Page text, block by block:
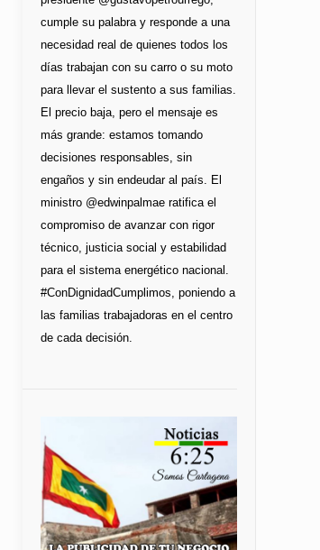
cumple su palabra y responde a una
necesidad real de quienes todos los
días trabajan con su carro o su moto
para llevar el sustento a sus familias.
El precio baja, pero el mensaje es
más grande: estamos tomando
decisiones responsables, sin
engaños y sin endeudar al país. El
ministro @edwinpalmae ratifica el
compromiso de avanzar con rigor
técnico, justicia social y estabilidad
para el sistema energético nacional.
#ConDignidadCumplimos, poniendo a
las familias trabajadoras en el centro
de cada decisión.